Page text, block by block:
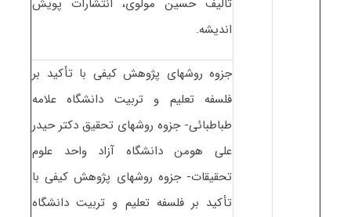
اندیشه.
جزوه روشهای پژوهش کیفی با تأکید بر
فلسفه تعلیم و تربیت دانشگاه علامه
طباطبائی- جزوه روشهای تحقیق دکتر حیدر
علی هومن دانشگاه آزاد واحد علوم
تحقیقات- جزوه روشهای پژوهش کیفی با
تأکید بر فلسفه تعلیم و تربیت دانشگاه